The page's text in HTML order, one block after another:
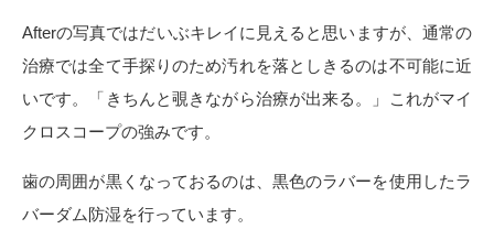
Afterの写真ではだいぶキレイに見えると思いますが、通常の
治療では全て手探りのため汚れを落としきるのは不可能に近
いです。「きちんと覗きながら治療が出来る。」これがマイ
クロスコープの強みです。
歯の周囲が黒くなっておるのは、黒色のラバーを使用したラ
バーダム防湿を行っています。